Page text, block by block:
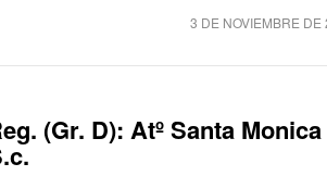
3 DE NOVIEMBRE DE
(Gr. D): Atº Santa Monica